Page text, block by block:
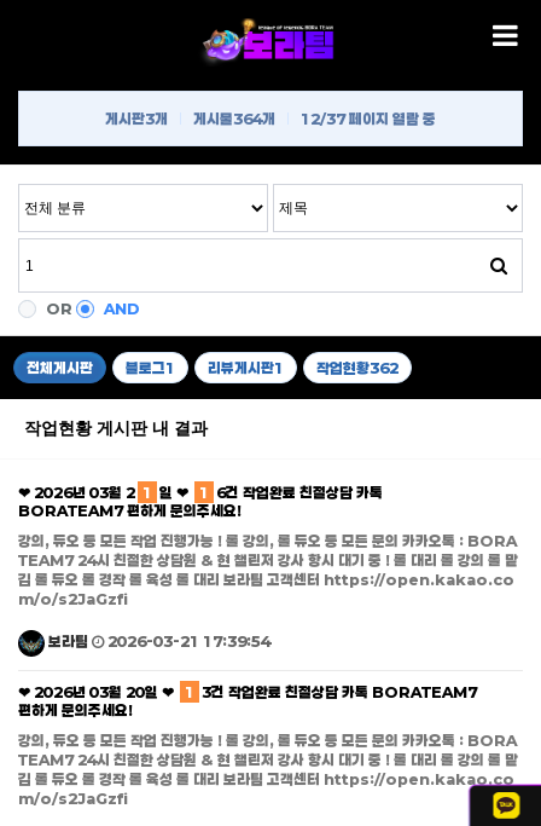
게시판3개 게시물364개 12/37 페이지 열람 중
OR AND
전체게시판 블로그1 리뷰게시판1 작업현황362
작업현황 게시판 내 결과
❤ 2026년 03월 2 1 일 ❤ 1
6건 작업완료 친절상담 카톡
BORATEAM7 편하게 문의주세요!
강의, 듀오 등 모든 작업 진행가능 ! 롤 강의, 롤 듀오 등 모든 문의 카카오톡 : BORA
TEAM7 24시 친절한 상담원 & 현 챌린저 강사 항시 대기 중 ! 롤 대리 롤 강의 롤 맡
김 롤 듀오 롤 경작 롤 육성 롤 대리 보라팀 고객센터 https://open.kakao.co
m/o/s2JaGzfi
보라팀 2026-03-21 17:39:54
❤ 2026년 03월 20일 ❤ 1 3건 작업완료 친절상담 카톡 BORATEAM7
편하게 문의주세요!
강의, 듀오 등 모든 작업 진행가능 ! 롤 강의, 롤 듀오 등 모든 문의 카카오톡 : BORA
TEAM7 24시 친절한 상담원 & 현 챌린저 강사 항시 대기 중 ! 롤 대리 롤 강의 롤 맡
김 롤 듀오 롤 경작 롤 육성 롤 대리 보라팀 고객센터 https://open.kakao.co
m/o/s2JaGzfi